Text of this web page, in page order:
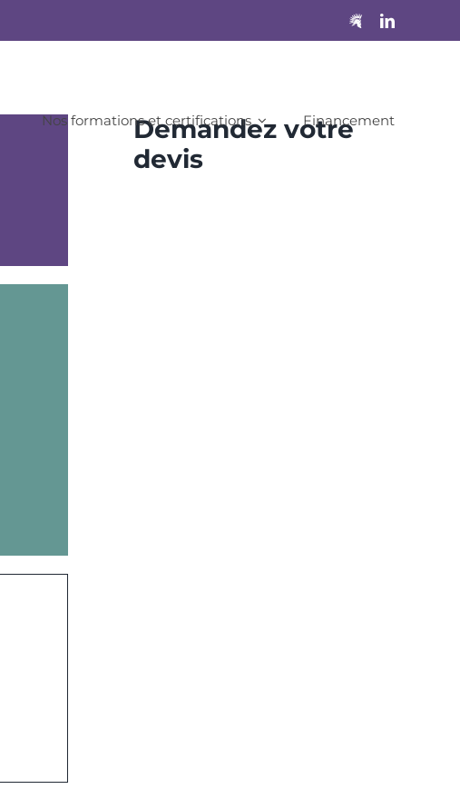
Nos formations et certifications Financement
Demandez votre
devis